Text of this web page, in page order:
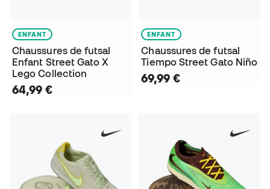
ENFANT
Chaussures de futsal
Enfant Street Gato X
Lego Collection
64,99 €
ENFANT
Chaussures de futsal
Tiempo Street Gato Niño
69,99 €